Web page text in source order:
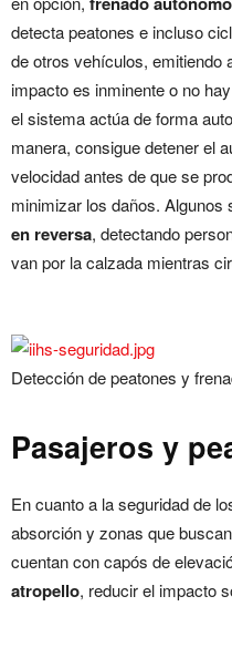
detecta peatones e incluso
de otros vehículos, emitiendo
impacto es inminente o no
el sistema actúa de forma
manera, consigue detener el
velocidad antes de que se
minimizar los daños. Algunos
en reversa, detectando
van por la calzada mientras
Detección de peatones y
Pasajeros y
En cuanto a la seguridad de
absorción y zonas que
cuentan con capós de
atropello, reducir el impacto